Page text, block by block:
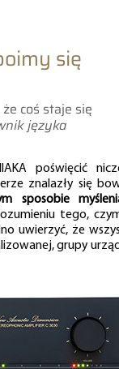
się
coś staje się
języka
poświęcić
znalazły się
sposobie
tego,
uwierzyć, że
grupy